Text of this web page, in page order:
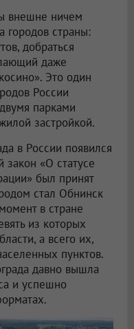
внешне ничем
городов страны:
добраться
даже
Это один
России
парками
застройкой.
в России появился
«О статусе
был принят
стал Обнинск
в стране
из которых
а всего их,
пунктов.
давно вышла
и успешно